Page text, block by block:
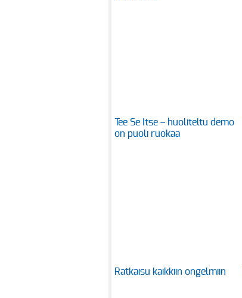
Tee Se Itse – huoliteltu demo
on puoli ruokaa
Ratkaisu kaikkiin ongelmiin